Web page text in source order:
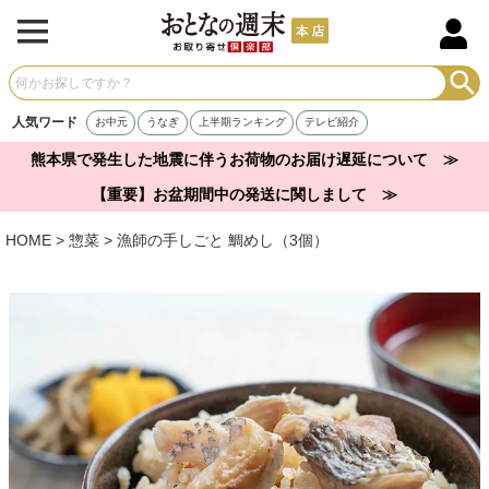
人気ワード お中元 うなぎ 上半期ランキング テレビ紹介
熊本県で発生した地震に伴うお荷物のお届け遅延について ≫
【重要】お盆期間中の発送に関しまして ≫
HOME 惣菜 漁師の手しごと 鯛めし（3個）